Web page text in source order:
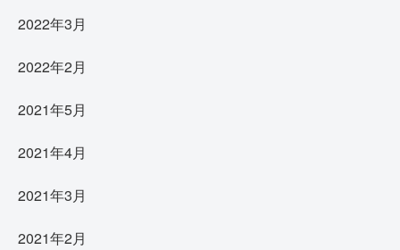
2022年3月
2022年2月
2021年5月
2021年4月
2021年3月
2021年2月